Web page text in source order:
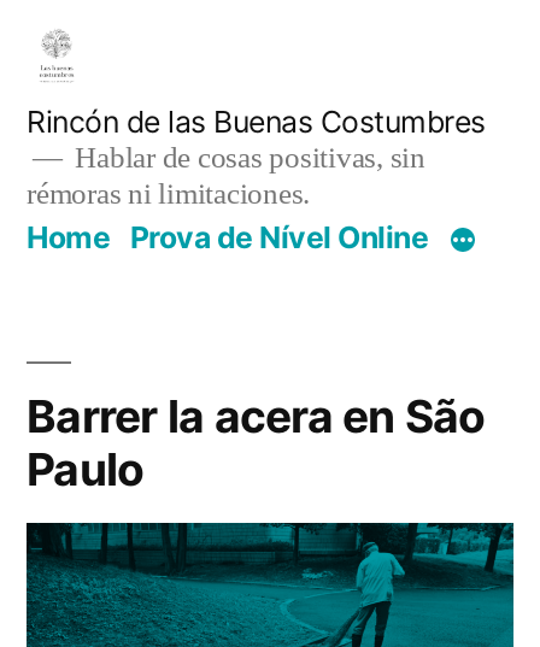
para
conteúdo
Rincón de las Buenas Costumbres
Hablar de cosas positivas, sin
rémoras ni limitaciones.
Home Prova de Nível Online
Barrer la acera en São
Paulo